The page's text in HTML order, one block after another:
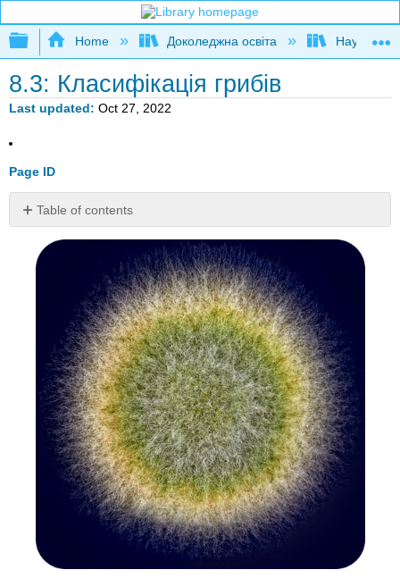
Expand/collapse global hierarchy
Home Доколеджна освіта Наука і
8.3: Класифікація грибів
Last updated Oct 27, 2022
Page ID
Table of contents
це
за
грибка?
Класифікація
грибів
Королівство
грибів
Грибкова
філа
Резюме
Рецензія